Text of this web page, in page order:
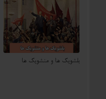
بلشویک ها و منشویک ها